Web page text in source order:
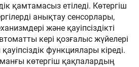
қамтамасыз етіледі. Көтергіш
анықтау сенсорлары,
және қауіпсіздікті
кері қозғалыс жүйелері
функциялары кіреді.
көтергіш қақпалардың